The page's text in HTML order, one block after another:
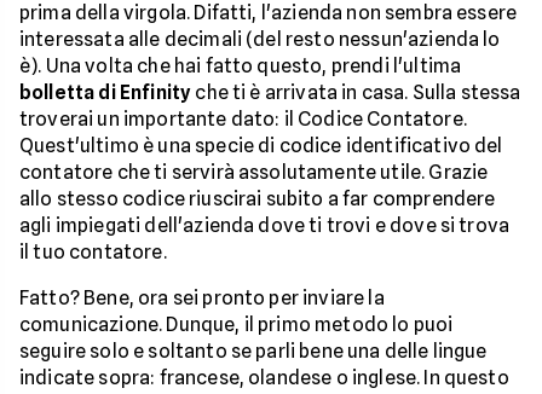
prima della virgola. Difatti, l'azienda non sembra essere
interessata alle decimali (del resto nessun'azienda lo
è). Una volta che hai fatto questo, prendi l'ultima
bolletta di Enfinity che ti è arrivata in casa. Sulla stessa
troverai un importante dato: il Codice Contatore.
Quest'ultimo è una specie di codice identificativo del
contatore che ti servirà assolutamente utile. Grazie
allo stesso codice riuscirai subito a far comprendere
agli impiegati dell'azienda dove ti trovi e dove si trova
il tuo contatore.
Fatto? Bene, ora sei pronto per inviare la
comunicazione. Dunque, il primo metodo lo puoi
seguire solo e soltanto se parli bene una delle lingue
indicate sopra: francese, olandese o inglese. In questo